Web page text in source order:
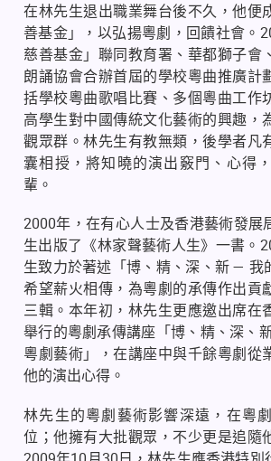
在林先生退出職業舞台後不久，他便
善基金」，以弘揚粵劇，回饋社會。
慈善基金」聯同教育署、華都獅子會
朗誦協會合辦首屆的學校粵曲推廣計
括學校粵曲歌唱比賽、多個粵曲工作
高學生對中國傳統文化藝術的興趣，
觀眾群。林先生有教無類，後學者凡
囊相授，將知曉的演出竅門、心得
輩。
2000年，在有心人士及香港藝術發展
生出版了《林家聲藝術人生》一書。
生致力於著述「博、精、深、新— 我
希望薪火相傳，為粵劇的承傳作出貢
三輯。本年初，林先生更應邀出席在
舉行的粵劇承傳講座「博、精、深、
粵劇藝術」，在講座中與千餘粵劇從
他的演出心得。
林先生的粵劇藝術影響深遠，在粵
位；他擁有大批觀眾，不少更是追隨